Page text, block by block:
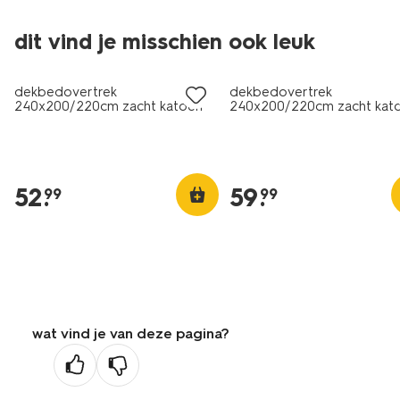
dit vind je misschien ook leuk
dekbedovertrek
240x200/220cm zacht katoen
52.
99
dekbedovertrek
240x200/220cm zacht
59.
99
wat vind je van deze pagina?